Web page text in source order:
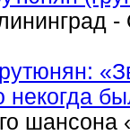
-
некогда
шансона